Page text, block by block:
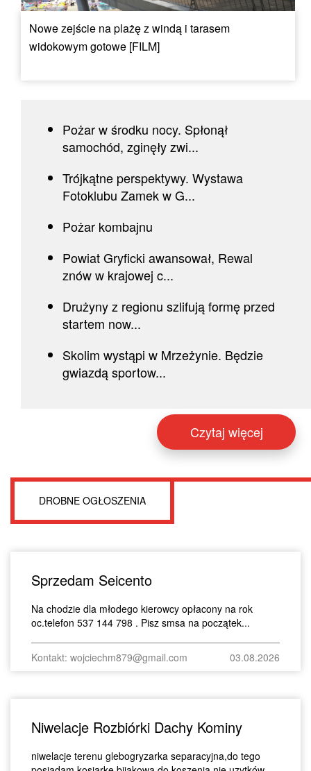
Nowe zejście na plażę z windą i tarasem
widokowym gotowe [FILM]
Pożar w środku nocy. Spłonął
samochód, zginęły zwi...
Trójkątne perspektywy. Wystawa
Fotoklubu Zamek w G...
Pożar kombajnu
Powiat Gryficki awansował, Rewal
znów w krajowej c...
Drużyny z regionu szlifują formę przed
startem now...
Skolim wystąpi w Mrzeżynie. Będzie
gwiazdą sportow...
Czytaj więcej
DROBNE OGŁOSZENIA
Sprzedam Seicento
Na chodzie dla młodego kierowcy opłacony na rok
oc.telefon 537 144 798 . Pisz smsa na początek...
Kontakt: wojciechm879@gmail.com 03.08.2026
Niwelacje Rozbiórki Dachy Kominy
niwelacje terenu glebogryzarka separacyjna,do tego